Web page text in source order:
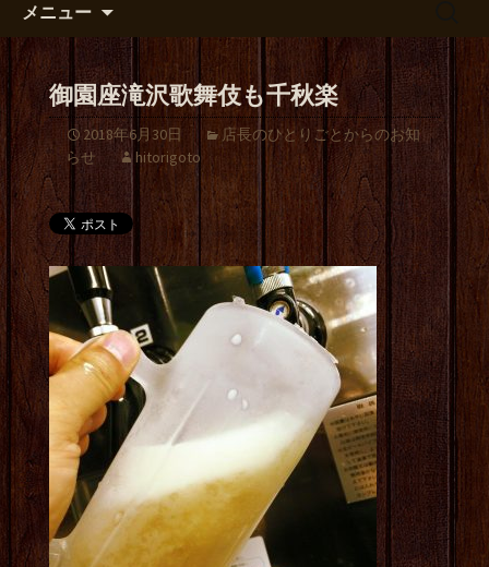
メニュー
御園座滝沢歌舞伎も千秋楽
2018年6月30日
店長のひとりごとからのお知
らせ
hitorigoto